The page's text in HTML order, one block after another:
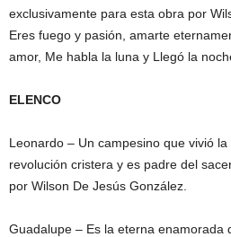
exclusivamente para esta obra por
Eres fuego y pasión, amarte
amor, Me habla la luna y Llegó la
ELENCO
Leonardo – Un campesino que vivió
revolución cristera y es padre del
por Wilson De Jesús González.
Guadalupe – Es la eterna enamorada